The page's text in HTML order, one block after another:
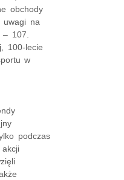
obchody
uwagi na
107.
100-lecie
w
podczas
akcji